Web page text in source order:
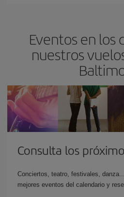
Eventos en los
nuestros
Consulta los
Conciertos, teatro, festivales,
mejores eventos del calendario y